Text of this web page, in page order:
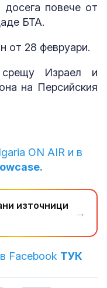
повече от
БТА.
от 28 февруари.
Израел и
на Персийския
ON AIR и в
източници
→
Facebook ТУК